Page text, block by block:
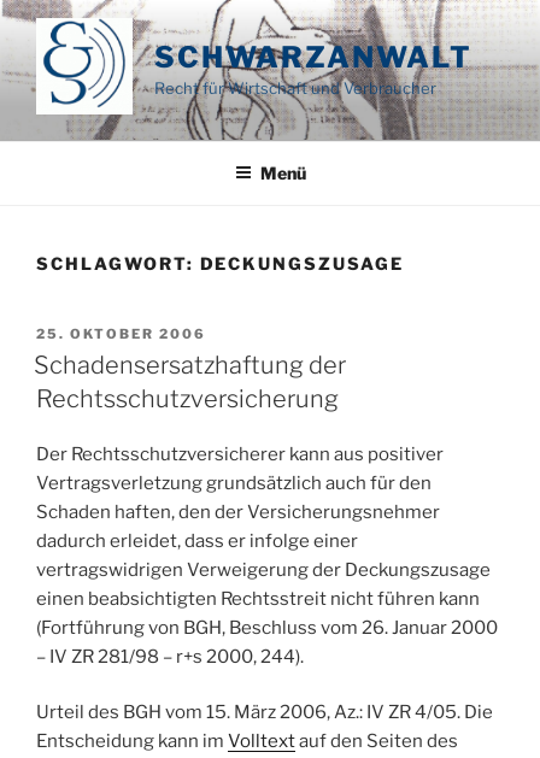
Zum
springen
SCHWARZANWALT
Recht für Wirtschaft und Verbraucher
Menü
SCHLAGWORT: DECKUNGSZUSAGE
VERÖFFENTLICHT
AM
25. OKTOBER 2006
Schadensersatzhaftung der
Rechtsschutzversicherung
Der Rechtsschutzversicherer kann aus positiver
Vertragsverletzung grundsätzlich auch für den
Schaden haften, den der Versicherungsnehmer
dadurch erleidet, dass er infolge einer
vertragswidrigen Verweigerung der Deckungszusage
einen beabsichtigten Rechtsstreit nicht führen kann
(Fortführung von BGH, Beschluss vom 26. Januar 2000
– IV ZR 281/98 – r+s 2000, 244).
Urteil des BGH vom 15. März 2006, Az.: IV ZR 4/05. Die
Entscheidung kann im Volltextauf den Seiten des